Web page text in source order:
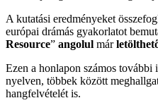
A kutatási eredményeket
európai drámás gyakorlatot
Resource” angolul már
Ezen a honlapon számos
nyelven, többek között
hangfelvételét is.